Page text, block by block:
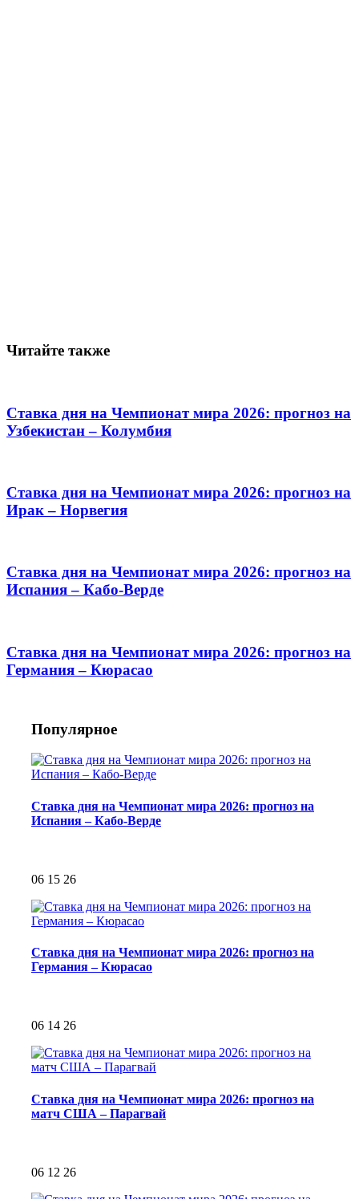
Читайте также
Ставка дня на Чемпионат мира 2026: прогноз на
Узбекистан – Колумбия
Ставка дня на Чемпионат мира 2026: прогноз на
Ирак – Норвегия
Ставка дня на Чемпионат мира 2026: прогноз на
Испания – Кабо-Верде
Ставка дня на Чемпионат мира 2026: прогноз на
Германия – Кюрасао
Популярное
Ставка дня на Чемпионат мира 2026: прогноз на
Испания – Кабо-Верде
06 15 26
Ставка дня на Чемпионат мира 2026: прогноз на
Германия – Кюрасао
06 14 26
Ставка дня на Чемпионат мира 2026: прогноз на
матч США – Парагвай
06 12 26